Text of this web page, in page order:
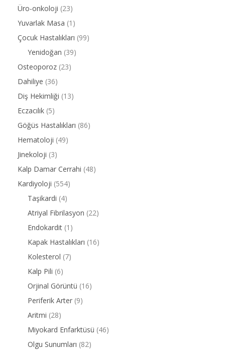
Üro-onkoloji (23)
Yuvarlak Masa (1)
Çocuk Hastalıkları (99)
Yenidoğan (39)
Osteoporoz (23)
Dahiliye (36)
Diş Hekimliği (13)
Eczacılık (5)
Göğüs Hastalıkları (86)
Hematoloji (49)
Jinekoloji (3)
Kalp Damar Cerrahi (48)
Kardiyoloji (554)
Taşikardi (4)
Atriyal Fibrilasyon (22)
Endokardit (1)
Kapak Hastalıkları (16)
Kolesterol (7)
Kalp Pili (6)
Orjinal Görüntü (16)
Periferik Arter (9)
Aritmi (28)
Miyokard Enfarktüsü (46)
Olgu Sunumları (82)